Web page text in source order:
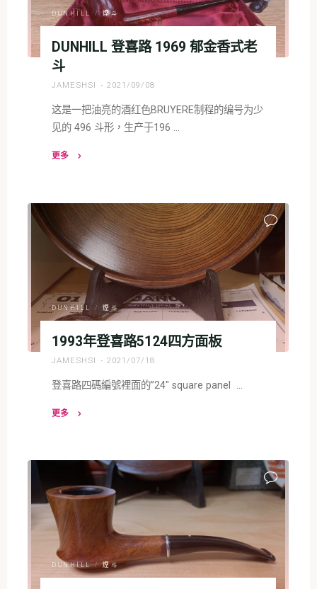
SP
上
買
草"
DUNHILL / 煙斗
DUNHILL 登喜路 1969 郁金香式老
斗
JAMESHSI 2021/09/08
这是一把油亮的酒红色BRUYERE制程的编号为少
见的 496 斗形，生产于196 …
更多
喜
1969
香
式
老
斗"
DUNHILL / 煙斗
1993年登喜路5124四方面板
JAMESHSI 2021/07/18
登喜路四碼編號裡面的”24″ square panel …
更多
登
路
5124
四
方
面
板"
DUNHILL / 煙斗